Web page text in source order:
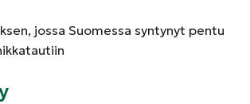
jossa Suomessa syntynyt pentu